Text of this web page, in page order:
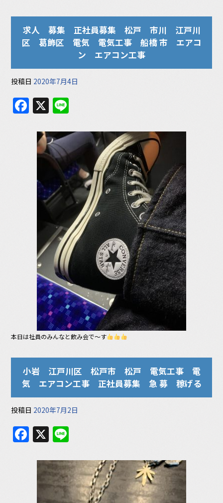
求人 募集 正社員募集 松戸 市川 江戸川
区 葛飾区 電気 電気工事 船橋 市 エアコ
ン エアコン工事
投稿日 2020年7月4日
F
a
c
e
o
o
X
e
本日は社員のみんなと飲み会で〜す
小岩 江戸川区 松戸市 松戸 電気工事 電
気 エアコン工事 正社員募集 急 募 稼げる
投稿日 2020年7月2日
F
a
c
e
X
e